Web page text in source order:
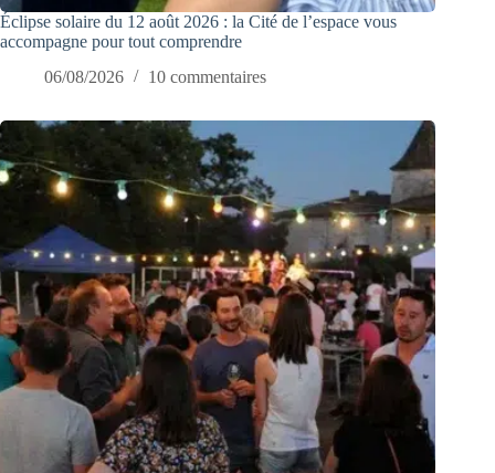
Éclipse solaire du 12 août 2026 : la Cité de l’espace vous
accompagne pour tout comprendre
06/08/2026
10 commentaires